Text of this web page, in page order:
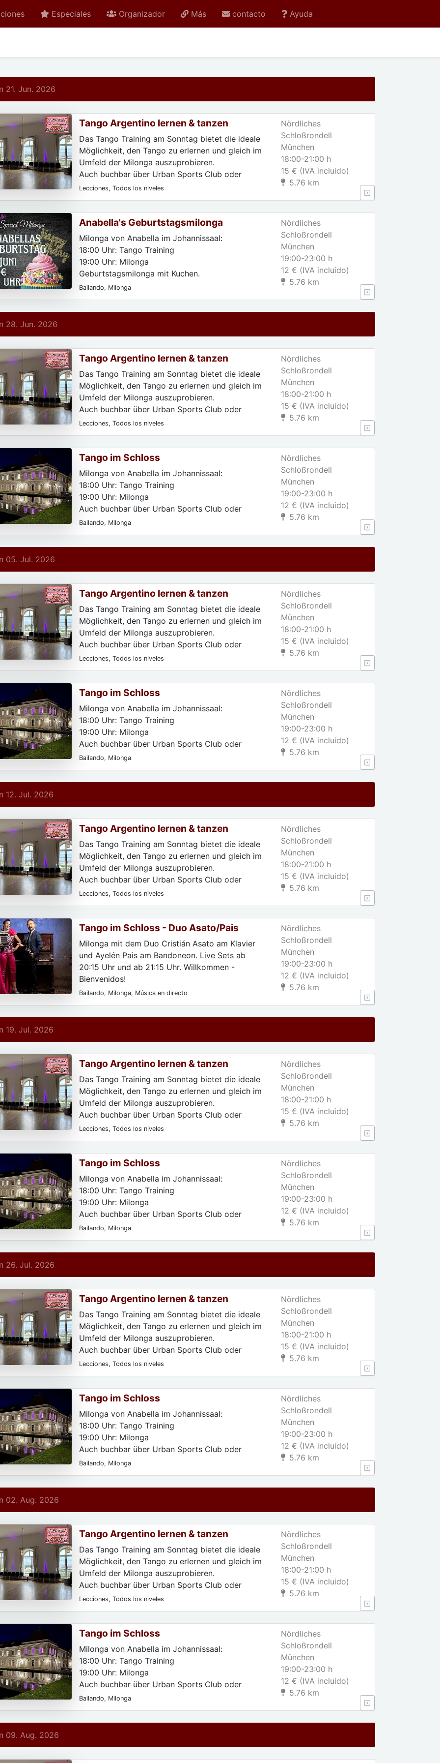
Especiales Organizador Más contacto Ayuda
21. Jun. 2026
Tango Argentino lernen & tanzen
Das Tango Training am Sonntag bietet die ideale
Möglichkeit, den Tango zu erlernen und gleich im
Umfeld der Milonga auszuprobieren.
Auch buchbar über Urban Sports Club oder
Classpass.
Lecciones, Todos los niveles
Nördliches
Schloßrondell
München
18:00-21:00 h
15 € (IVA incluido)
5.76 km
Anabella's Geburtstagsmilonga
Milonga von Anabella im Johannissaal:
18:00 Uhr: Tango Training
19:00 Uhr: Milonga
Geburtstagsmilonga mit Kuchen.
Auch buchbar über Urban Sports Club oder
Classpass.
Bailando, Milonga
Nördliches
Schloßrondell
München
19:00-23:00 h
12 € (IVA incluido)
5.76 km
28. Jun. 2026
Tango Argentino lernen & tanzen
Das Tango Training am Sonntag bietet die ideale
Möglichkeit, den Tango zu erlernen und gleich im
Umfeld der Milonga auszuprobieren.
Auch buchbar über Urban Sports Club oder
Classpass.
Lecciones, Todos los niveles
Nördliches
Schloßrondell
München
18:00-21:00 h
15 € (IVA incluido)
5.76 km
Tango im Schloss
Milonga von Anabella im Johannissaal:
18:00 Uhr: Tango Training
19:00 Uhr: Milonga
Auch buchbar über Urban Sports Club oder
Classpass.
Bailando, Milonga
Nördliches
Schloßrondell
München
19:00-23:00 h
12 € (IVA incluido)
5.76 km
05. Jul. 2026
Tango Argentino lernen & tanzen
Das Tango Training am Sonntag bietet die ideale
Möglichkeit, den Tango zu erlernen und gleich im
Umfeld der Milonga auszuprobieren.
Auch buchbar über Urban Sports Club oder
Classpass.
Lecciones, Todos los niveles
Nördliches
Schloßrondell
München
18:00-21:00 h
15 € (IVA incluido)
5.76 km
Tango im Schloss
Milonga von Anabella im Johannissaal:
18:00 Uhr: Tango Training
19:00 Uhr: Milonga
Auch buchbar über Urban Sports Club oder
Classpass.
Bailando, Milonga
Nördliches
Schloßrondell
München
19:00-23:00 h
12 € (IVA incluido)
5.76 km
12. Jul. 2026
Tango Argentino lernen & tanzen
Das Tango Training am Sonntag bietet die ideale
Möglichkeit, den Tango zu erlernen und gleich im
Umfeld der Milonga auszuprobieren.
Auch buchbar über Urban Sports Club oder
Classpass.
Lecciones, Todos los niveles
Nördliches
Schloßrondell
München
18:00-21:00 h
15 € (IVA incluido)
5.76 km
Tango im Schloss - Duo Asato/Pais
Milonga mit dem Duo Cristián Asato am Klavier
und Ayelén Pais am Bandoneon. Live Sets ab
20:15 Uhr und ab 21:15 Uhr. Willkommen -
Bienvenidos!
Bailando, Milonga, Música en directo
Nördliches
Schloßrondell
München
19:00-23:00 h
12 € (IVA incluido)
5.76 km
19. Jul. 2026
Tango Argentino lernen & tanzen
Das Tango Training am Sonntag bietet die ideale
Möglichkeit, den Tango zu erlernen und gleich im
Umfeld der Milonga auszuprobieren.
Auch buchbar über Urban Sports Club oder
Classpass.
Lecciones, Todos los niveles
Nördliches
Schloßrondell
München
18:00-21:00 h
15 € (IVA incluido)
5.76 km
Tango im Schloss
Milonga von Anabella im Johannissaal:
18:00 Uhr: Tango Training
19:00 Uhr: Milonga
Auch buchbar über Urban Sports Club oder
Classpass.
Bailando, Milonga
Nördliches
Schloßrondell
München
19:00-23:00 h
12 € (IVA incluido)
5.76 km
26. Jul. 2026
Tango Argentino lernen & tanzen
Das Tango Training am Sonntag bietet die ideale
Möglichkeit, den Tango zu erlernen und gleich im
Umfeld der Milonga auszuprobieren.
Auch buchbar über Urban Sports Club oder
Classpass.
Lecciones, Todos los niveles
Nördliches
Schloßrondell
München
18:00-21:00 h
15 € (IVA incluido)
5.76 km
Tango im Schloss
Milonga von Anabella im Johannissaal:
18:00 Uhr: Tango Training
19:00 Uhr: Milonga
Auch buchbar über Urban Sports Club oder
Classpass.
Bailando, Milonga
Nördliches
Schloßrondell
München
19:00-23:00 h
12 € (IVA incluido)
5.76 km
02. Aug. 2026
Tango Argentino lernen & tanzen
Das Tango Training am Sonntag bietet die ideale
Möglichkeit, den Tango zu erlernen und gleich im
Umfeld der Milonga auszuprobieren.
Auch buchbar über Urban Sports Club oder
Classpass.
Lecciones, Todos los niveles
Nördliches
Schloßrondell
München
18:00-21:00 h
15 € (IVA incluido)
5.76 km
Tango im Schloss
Milonga von Anabella im Johannissaal:
18:00 Uhr: Tango Training
19:00 Uhr: Milonga
Auch buchbar über Urban Sports Club oder
Classpass.
Bailando, Milonga
Nördliches
Schloßrondell
München
19:00-23:00 h
12 € (IVA incluido)
5.76 km
09. Aug. 2026